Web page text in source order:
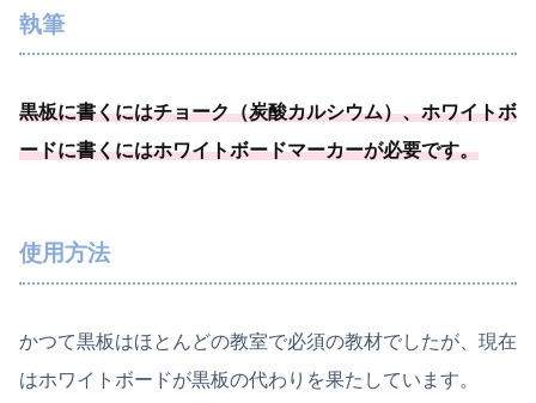
執筆
黒板に書くにはチョーク（炭酸カルシウム）、ホワイトボ
ードに書くにはホワイトボードマーカーが必要です。
使用方法
かつて黒板はほとんどの教室で必須の教材でしたが、現在
はホワイトボードが黒板の代わりを果たしています。